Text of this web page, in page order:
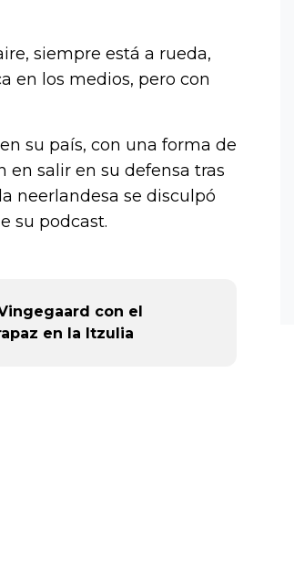
siempre está a rueda,
en los medios, pero con
su país, con una forma de
en salir en su defensa tras
neerlandesa se disculpó
su podcast.
con el
en la Itzulia